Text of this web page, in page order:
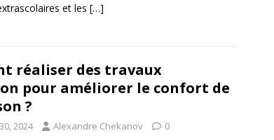
et les […]
réaliser des travaux
pour améliorer le confort de
?
2024 Alexandre Chekanov 0